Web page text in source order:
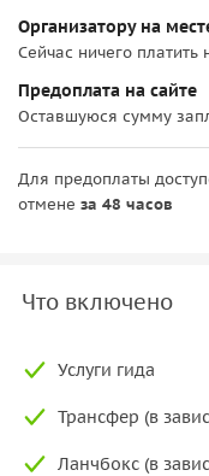
Организатору на
Сейчас ничего платить
Предоплата на сайте
Оставшуюся сумму
Для предоплаты
отмене за 48 часов
Что включено
Услуги гида
Трансфер (в
Ланчбокс (в